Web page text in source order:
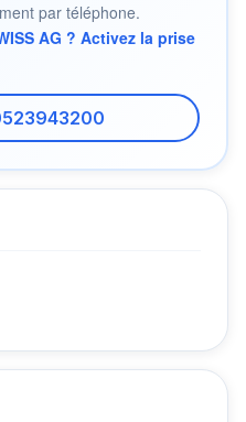
par téléphone.
AG ? Activez la prise